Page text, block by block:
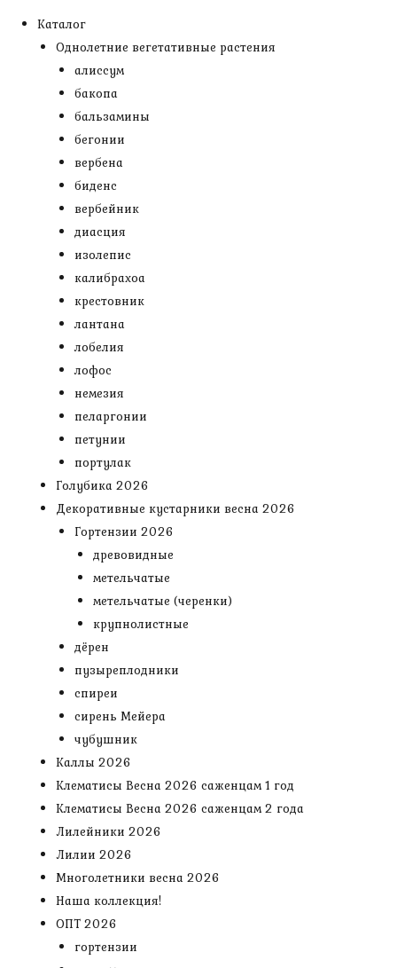
Каталог
Однолетние вегетативные растения
алиссум
бакопа
бальзамины
бегонии
вербена
биденс
вербейник
диасция
изолепис
калибрахоа
крестовник
лантана
лобелия
лофос
немезия
пеларгонии
петунии
портулак
Голубика 2026
Декоративные кустарники весна 2026
Гортензии 2026
древовидные
метельчатые
метельчатые (черенки)
крупнолистные
дёрен
пузыреплодники
спиреи
сирень Мейера
чубушник
Каллы 2026
Клематисы Весна 2026 саженцам 1 год
Клематисы Весна 2026 саженцам 2 года
Лилейники 2026
Лилии 2026
Многолетники весна 2026
Наша коллекция!
ОПТ 2026
гортензии